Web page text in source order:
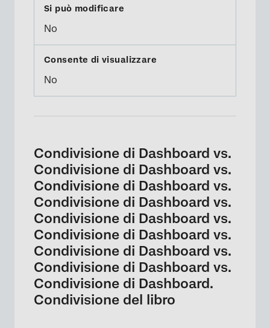
No
No
Condivisione di Dashboard vs.
Condivisione di Dashboard vs.
Condivisione di Dashboard vs.
Condivisione di Dashboard vs.
Condivisione di Dashboard vs.
Condivisione di Dashboard vs.
Condivisione di Dashboard vs.
Condivisione di Dashboard vs.
Condivisione di Dashboard.
Condivisione del libro